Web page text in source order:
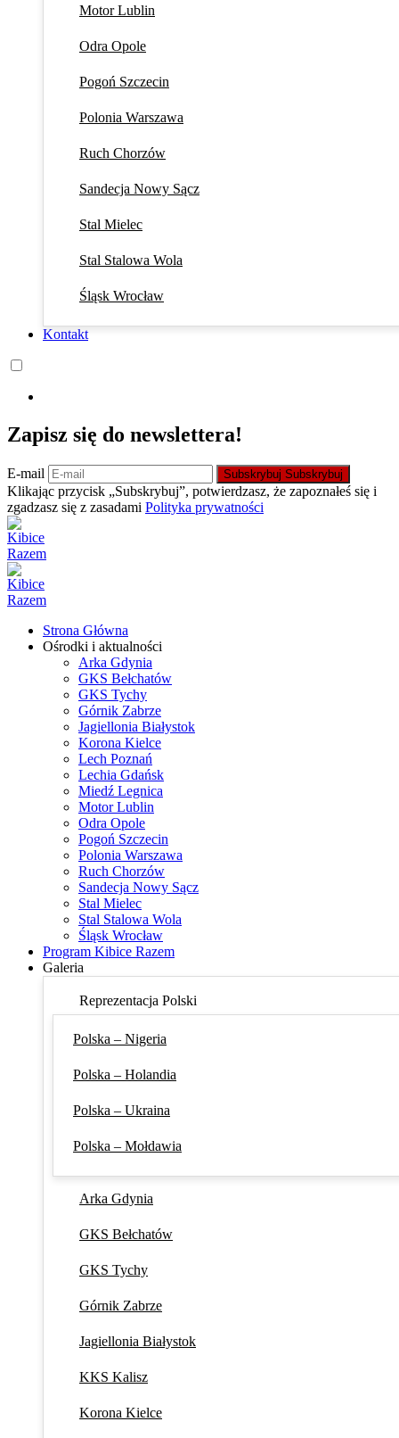
Motor Lublin
Odra Opole
Pogoń Szczecin
Polonia Warszawa
Ruch Chorzów
Sandecja Nowy Sącz
Stal Mielec
Stal Stalowa Wola
Śląsk Wrocław
Kontakt
Zapisz się do newslettera!
E-mail Subskrybuj Subskrybuj
Klikając przycisk „Subskrybuj”, potwierdzasz, że zapoznałeś się i
zgadzasz się z zasadami Polityka prywatności
Strona Główna
Ośrodki i aktualności
Arka Gdynia
GKS Bełchatów
GKS Tychy
Górnik Zabrze
Jagiellonia Białystok
Korona Kielce
Lech Poznań
Lechia Gdańsk
Miedź Legnica
Motor Lublin
Odra Opole
Pogoń Szczecin
Polonia Warszawa
Ruch Chorzów
Sandecja Nowy Sącz
Stal Mielec
Stal Stalowa Wola
Śląsk Wrocław
Program Kibice Razem
Galeria
Reprezentacja Polski
Polska – Nigeria
Polska – Holandia
Polska – Ukraina
Polska – Mołdawia
Arka Gdynia
GKS Bełchatów
GKS Tychy
Górnik Zabrze
Jagiellonia Białystok
KKS Kalisz
Korona Kielce